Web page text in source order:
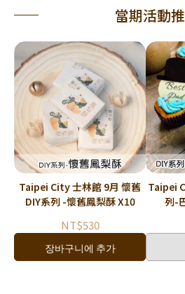
當期活動
Taipei City 士林館 9月 懷舊
DIY系列 -懷舊鳳梨酥 X10
NT$530
장바구니에 추가
Taipei
列-